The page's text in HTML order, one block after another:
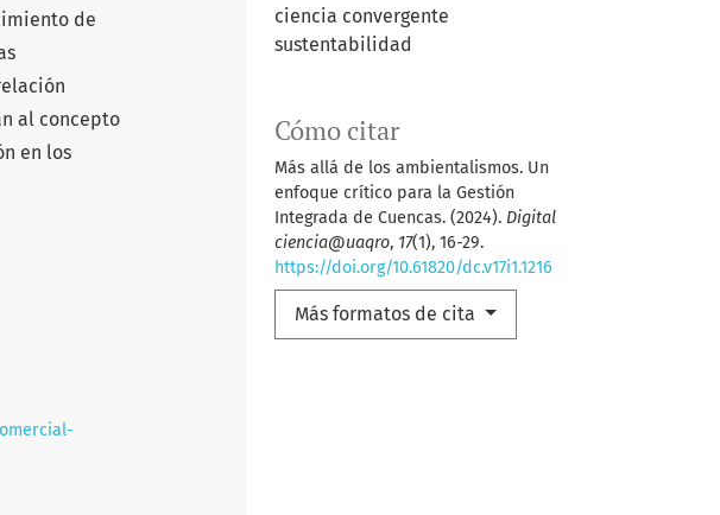
ciencia convergente
sustentabilidad
Cómo citar
Más allá de los ambientalismos. Un
enfoque crítico para la Gestión
Integrada de Cuencas. (2024). Digital
ciencia@uaqro, 17(1), 16-29.
https://doi.org/10.61820/dc.v17i1.1216
Más formatos de cita
de
al concepto
en los